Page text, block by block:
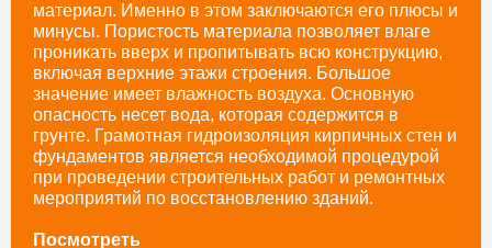
материал. Именно в этом заключаются его плюсы и
минусы. Пористость материала позволяет влаге
проникать вверх и пропитывать всю конструкцию,
включая верхние этажи строения. Большое
значение имеет влажность воздуха. Основную
опасность несет вода, которая содержится в
грунте. Грамотная гидроизоляция кирпичных стен и
фундаментов является необходимой процедурой
при проведении строительных работ и ремонтных
мероприятий по восстановлению зданий.
Посмотреть